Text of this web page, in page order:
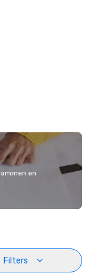
en
Filters